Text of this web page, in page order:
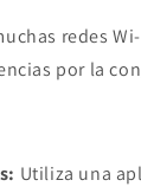
redes
por la
Utiliza una